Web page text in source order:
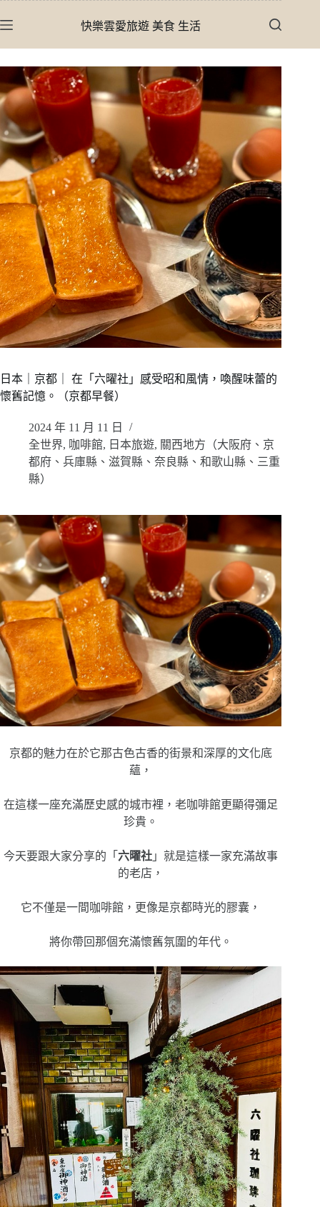
至
容
快樂雲愛旅遊 美食 生活
日本｜京都｜ 在「六曜社」感受昭和風情，喚醒味蕾的
懷舊記憶。（京都早餐）
2024 年 11 月 11 日
全世界, 咖啡館, 日本旅遊, 關西地方（大阪府、京
都府、兵庫縣、滋賀縣、奈良縣、和歌山縣、三重
縣）
京都的魅力在於它那古色古香的街景和深厚的文化底
蘊，
在這樣一座充滿歷史感的城市裡，老咖啡館更顯得彌足
珍貴。
今天要跟大家分享的「 六曜社 」就是這樣一家充滿故事
的老店，
它不僅是一間咖啡館，更像是京都時光的膠囊，
將你帶回那個充滿懷舊氛圍的年代。